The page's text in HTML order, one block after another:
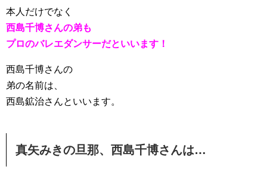
本人だけでなく
西島千博さんの弟も
プロのバレエダンサーだといいます！
西島千博さんの
弟の名前は、
西島鉱治さんといいます。
真矢みきの旦那、西島千博さんは…